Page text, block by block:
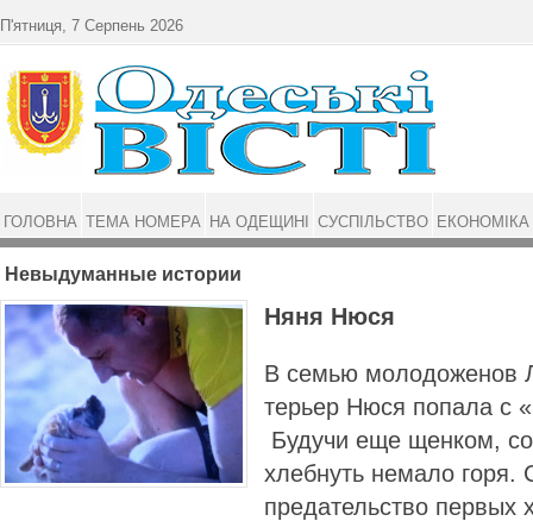
Невыдуманные истории
Няня Нюся
В семью молодоженов
терьер Нюся попала с
Будучи еще щенком,
хлебнуть немало горя.
предательство первых
П'ятниця, 7 Серпень 2026
ГОЛОВНА ТЕМА НОМЕРА НА ОДЕЩИНІ СУСПІЛЬСТВО ЕКОНОМІКА